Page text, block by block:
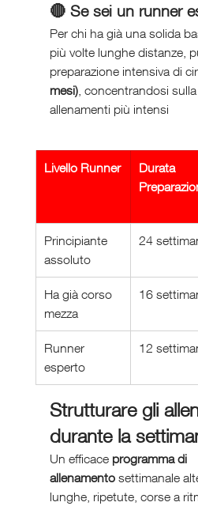
🔴 Se sei un runner
Per chi ha già una solida
più volte lunghe distanze,
preparazione intensiva di
mesi), concentrandosi
allenamenti più intensi
Livello Runner
Durata
Principiante
assoluto
24
Ha già corso
mezza
16
Runner
esperto
12
Strutturare gli
durante la
Un efficace programma di
allenamento settimanale
lunghe, ripetute, corse a